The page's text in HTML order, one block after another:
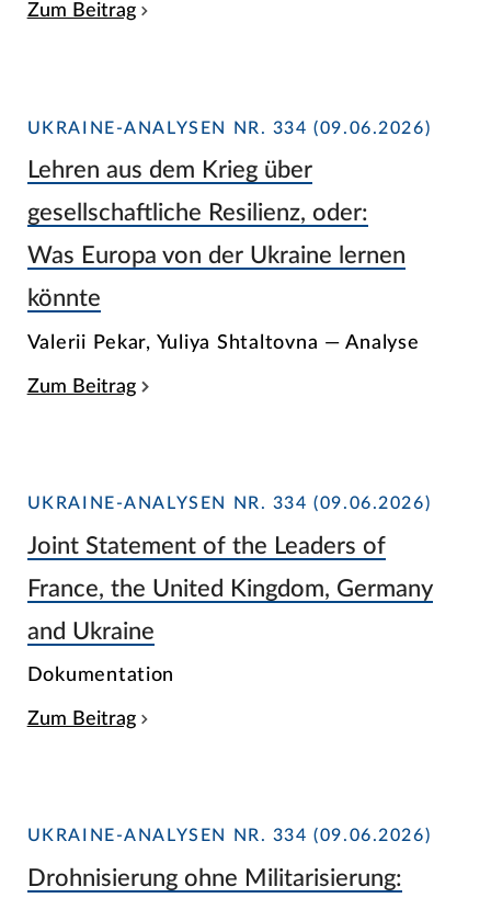
Zum Beitrag
UKRAINE-ANALYSEN NR. 334 (09.06.2026)
Lehren aus dem Krieg über
gesellschaftliche Resilienz, oder:
Was Europa von der Ukraine lernen
könnte
Valerii Pekar, Yuliya Shtaltovna — Analyse
Zum Beitrag
UKRAINE-ANALYSEN NR. 334 (09.06.2026)
Joint Statement of the Leaders of
France, the United Kingdom, Germany
and Ukraine
Dokumentation
Zum Beitrag
UKRAINE-ANALYSEN NR. 334 (09.06.2026)
Drohnisierung ohne Militarisierung: